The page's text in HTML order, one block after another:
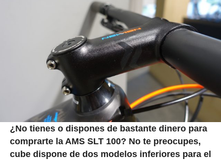
¿No tienes o dispones de bastante dinero para
comprarte la AMS SLT 100? No te preocupes,
cube dispone de dos modelos inferiores para el